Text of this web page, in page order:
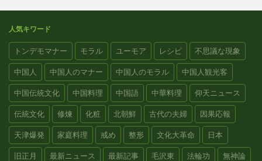
人気キワード
トンデモマナー モラル ユーモア レシピ 不思議な現象
中国人 中国人のマナー 中国人のモラル 中国人観光客
中国伝統文化 中国料理 中国語 中華料理 仰天ニュース
伝統文化 修煉 化粧 北朝鮮 古代の夫婦 因果応報
天津爆発 家庭料理 戒め 整形 文化大革命 日本
旧正月 最新ニュース 最新記事 毛沢東 法輪功 無神論